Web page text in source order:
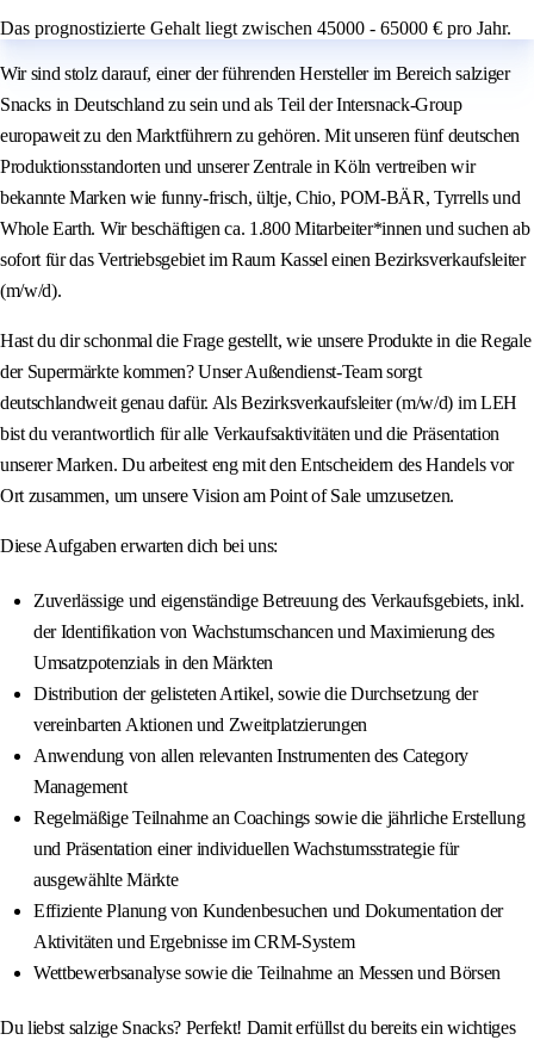
Das prognostizierte Gehalt liegt zwischen 45000 - 65000 € pro Jahr.
Wir sind stolz darauf, einer der führenden Hersteller im Bereich salziger
Snacks in Deutschland zu sein und als Teil der Intersnack-Group
europaweit zu den Marktführern zu gehören. Mit unseren fünf deutschen
Produktionsstandorten und unserer Zentrale in Köln vertreiben wir
bekannte Marken wie funny-frisch, ültje, Chio, POM-BÄR, Tyrrells und
Whole Earth. Wir beschäftigen ca. 1.800 Mitarbeiter*innen und suchen ab
sofort für das Vertriebsgebiet im Raum Kassel einen Bezirksverkaufsleiter
(m/w/d).
Hast du dir schonmal die Frage gestellt, wie unsere Produkte in die Regale
der Supermärkte kommen? Unser Außendienst-Team sorgt
deutschlandweit genau dafür. Als Bezirksverkaufsleiter (m/w/d) im LEH
bist du verantwortlich für alle Verkaufsaktivitäten und die Präsentation
unserer Marken. Du arbeitest eng mit den Entscheidern des Handels vor
Ort zusammen, um unsere Vision am Point of Sale umzusetzen.
Diese Aufgaben erwarten dich bei uns:
Zuverlässige und eigenständige Betreuung des Verkaufsgebiets, inkl.
der Identifikation von Wachstumschancen und Maximierung des
Umsatzpotenzials in den Märkten
Distribution der gelisteten Artikel, sowie die Durchsetzung der
vereinbarten Aktionen und Zweitplatzierungen
Anwendung von allen relevanten Instrumenten des Category
Management
Regelmäßige Teilnahme an Coachings sowie die jährliche Erstellung
und Präsentation einer individuellen Wachstumsstrategie für
ausgewählte Märkte
Effiziente Planung von Kundenbesuchen und Dokumentation der
Aktivitäten und Ergebnisse im CRM-System
Wettbewerbsanalyse sowie die Teilnahme an Messen und Börsen
Du liebst salzige Snacks? Perfekt! Damit erfüllst du bereits ein wichtiges